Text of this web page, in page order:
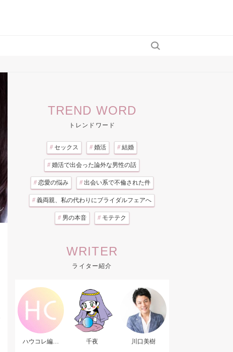
TREND WORD
トレンドワード
# セックス # 婚活 # 結婚
# 婚活で出会った論外な男性の話
# 恋愛の悩み # 出会い系で不倫された件
# 義両親、私の代わりにブライダルフェアへ
# 男の本音 # モテテク
WRITER
ライター紹介
ハウコレ編集
千夜 川口美樹